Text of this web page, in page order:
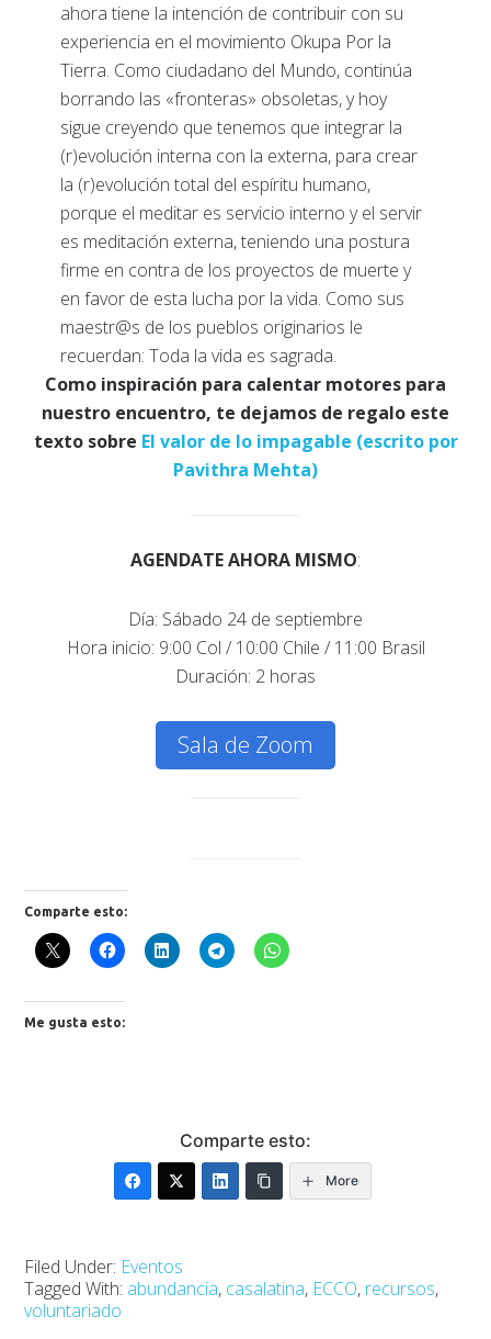
ahora tiene la intención de contribuir con su
experiencia en el movimiento Okupa Por la
Tierra. Como ciudadano del Mundo, continúa
borrando las «fronteras» obsoletas, y hoy
sigue creyendo que tenemos que integrar la
(r)evolución interna con la externa, para crear
la (r)evolución total del espíritu humano,
porque el meditar es servicio interno y el servir
es meditación externa, teniendo una postura
firme en contra de los proyectos de muerte y
en favor de esta lucha por la vida. Como sus
maestr@s de los pueblos originarios le
recuerdan: Toda la vida es sagrada.
Como inspiración para calentar motores para
nuestro encuentro, te dejamos de regalo este
texto sobre El valor de lo impagable (escrito por
Pavithra Mehta)
AGENDATE AHORA MISMO:
Día: Sábado 24 de septiembre
Hora inicio: 9:00 Col / 10:00 Chile / 11:00 Brasil
Duración: 2 horas
Sala de Zoom
Comparte esto:
Me gusta esto:
Comparte esto:
More
Filed Under: Eventos
Tagged With: abundancia, casalatina, ECCO, recursos,
voluntariado